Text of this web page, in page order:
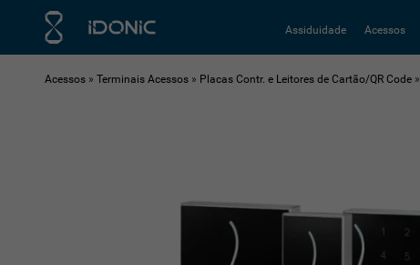
Assiduidade Acessos
Acessos» Terminais Acessos» Placas Contr. e Leitores de Cartão/QR Code»